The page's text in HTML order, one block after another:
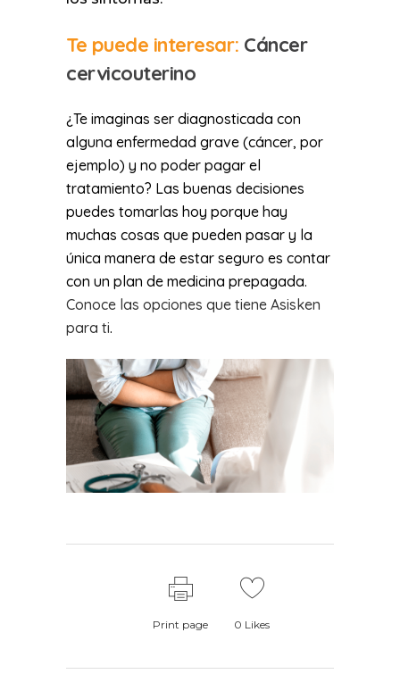
Te puede interesar: Cáncer
cervicouterino
¿Te imaginas ser diagnosticada con
alguna enfermedad grave (cáncer, por
ejemplo) y no poder pagar el
tratamiento? Las buenas decisiones
puedes tomarlas hoy porque hay
muchas cosas que pueden pasar y la
única manera de estar seguro es contar
con un plan de medicina prepagada.
Conoce las opciones que tiene Asisken
para ti.
Print page 0 Likes